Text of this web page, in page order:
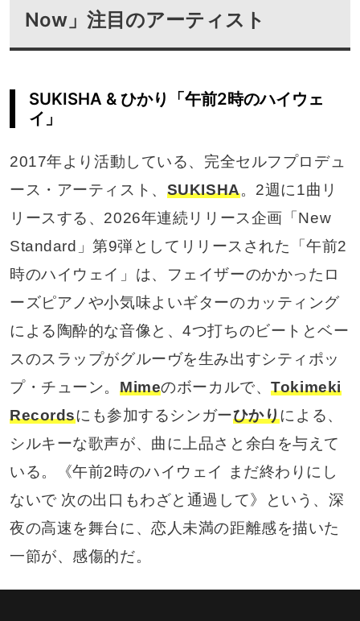
Now」注目のアーティスト
SUKISHA & ひかり「午前2時のハイウェ
イ」
2017年より活動している、完全セルフプロデュ
ース・アーティスト、 SUKISHA。2週に1曲リ
リースする、2026年連続リリース企画「New
Standard」第9弾としてリリースされた「午前2
時のハイウェイ」は、フェイザーのかかったロ
ーズピアノや小気味よいギターのカッティング
による陶酔的な音像と、4つ打ちのビートとベー
スのスラップがグルーヴを生み出すシティポッ
プ・チューン。 Mimeのボーカルで、Tokimeki
Recordsにも参加するシンガーひかりによる、
シルキーな歌声が、曲に上品さと余白を与えて
いる。《午前2時のハイウェイ まだ終わりにし
ないで 次の出口もわざと通過して》という、深
夜の高速を舞台に、恋人未満の距離感を描いた
一節が、感傷的だ。